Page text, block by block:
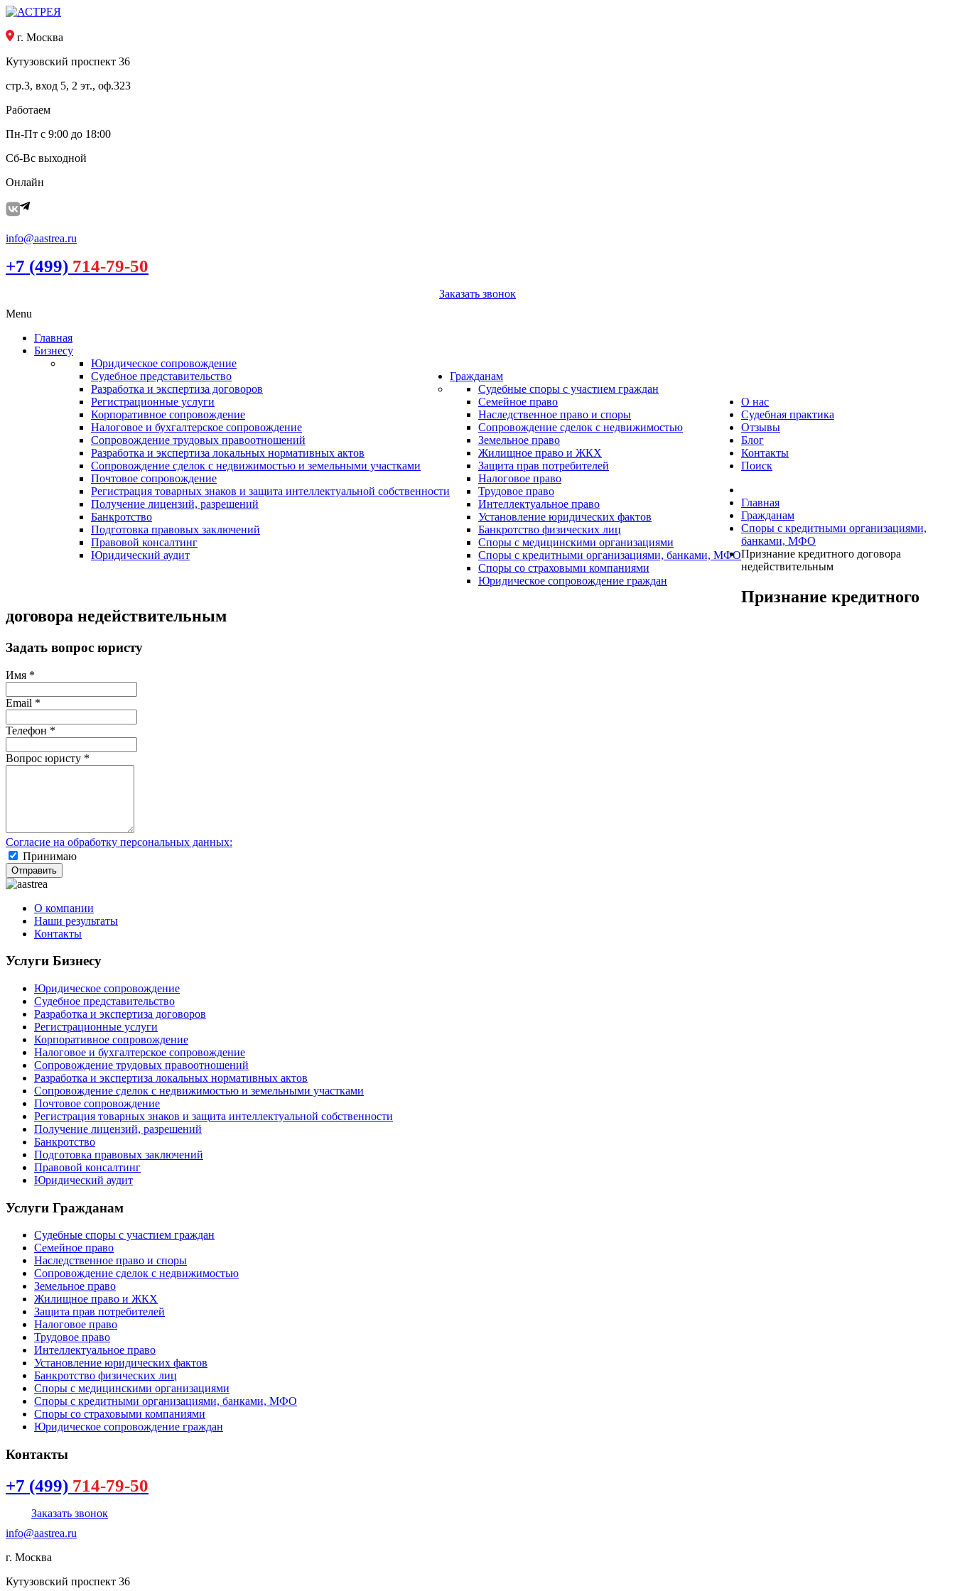
г. Москва
Кутузовский проспект 36
стр.3, вход 5, 2 эт., оф.323
Работаем
Пн-Пт с 9:00 до 18:00
Сб-Вс выходной
Онлайн
info@aastrea.ru
+7 (499) 714-79-50
Заказать звонок
Menu
Главная
Бизнесу
Юридическое сопровождение
Судебное представительство
Разработка и экспертиза договоров
Регистрационные услуги
Корпоративное сопровождение
Налоговое и бухгалтерское сопровождение
Сопровождение трудовых правоотношений
Разработка и экспертиза локальных нормативных актов
Сопровождение сделок с недвижимостью и земельными участками
Почтовое сопровождение
Регистрация товарных знаков и защита интеллектуальной собственности
Получение лицензий, разрешений
Банкротство
Подготовка правовых заключений
Правовой консалтинг
Юридический аудит
Гражданам
Судебные споры с участием граждан
Семейное право
Наследственное право и споры
Сопровождение сделок с недвижимостью
Земельное право
Жилищное право и ЖКХ
Защита прав потребителей
Налоговое право
Трудовое право
Интеллектуальное право
Установление юридических фактов
Банкротство физических лиц
Споры с медицинскими организациями
Споры с кредитными организациями, банками, МФО
Споры со страховыми компаниями
Юридическое сопровождение граждан
О нас
Судебная практика
Отзывы
Блог
Контакты
Поиск
Главная
Гражданам
Споры с кредитными организациями,
банками, МФО
Признание кредитного договора
недействительным
Признание кредитного
договора недействительным
Задать вопрос юристу
Имя *
Email *
Телефон *
Вопрос юристу *
Согласие на обработку персональных данных:
Принимаю
Отправить
О компании
Наши результаты
Контакты
Услуги Бизнесу
Юридическое сопровождение
Судебное представительство
Разработка и экспертиза договоров
Регистрационные услуги
Корпоративное сопровождение
Налоговое и бухгалтерское сопровождение
Сопровождение трудовых правоотношений
Разработка и экспертиза локальных нормативных актов
Сопровождение сделок с недвижимостью и земельными участками
Почтовое сопровождение
Регистрация товарных знаков и защита интеллектуальной собственности
Получение лицензий, разрешений
Банкротство
Подготовка правовых заключений
Правовой консалтинг
Юридический аудит
Услуги Гражданам
Судебные споры с участием граждан
Семейное право
Наследственное право и споры
Сопровождение сделок с недвижимостью
Земельное право
Жилищное право и ЖКХ
Защита прав потребителей
Налоговое право
Трудовое право
Интеллектуальное право
Установление юридических фактов
Банкротство физических лиц
Споры с медицинскими организациями
Споры с кредитными организациями, банками, МФО
Споры со страховыми компаниями
Юридическое сопровождение граждан
Контакты
+7 (499) 714-79-50
Заказать звонок
info@aastrea.ru
г. Москва
Кутузовский проспект 36